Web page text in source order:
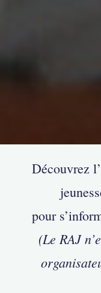
Découvrez
pour
(Le RAJ